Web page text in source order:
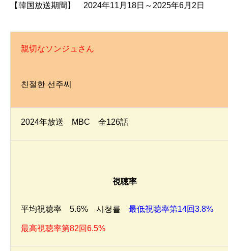
【韓国放送期間】 2024年11月18日～2025年6月2日
親切なソンジュさん
친절한 선주씨
2024年放送 MBC 全126話
視聴率
平均視聴率 5.6% 시청률 最低視聴率第14回3.8%
最高視聴率第82回6.5%